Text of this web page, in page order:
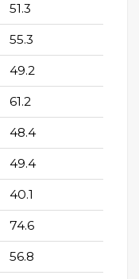
51.3
55.3
49.2
61.2
48.4
49.4
40.1
74.6
56.8